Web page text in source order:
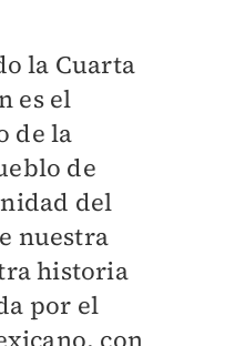
la Cuarta
es el
de la
de
del
nuestra
historia
por el